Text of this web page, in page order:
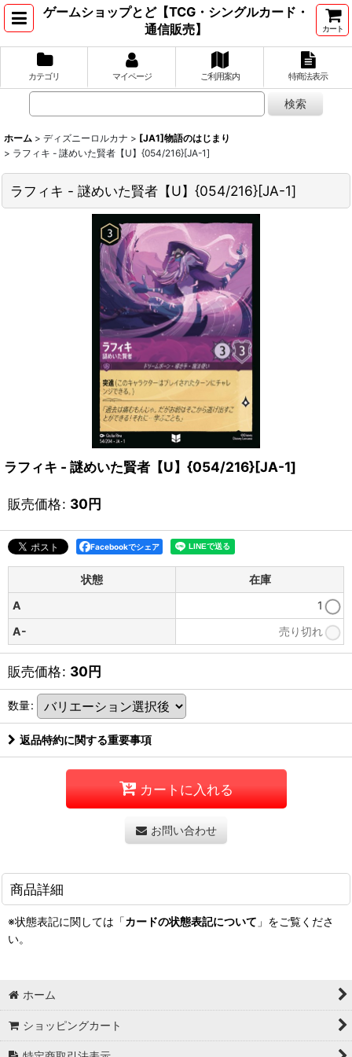
ゲームショップとど【TCG・シングルカード・
通信販売】
カート
カテゴリ マイページ ご利用案内 特商法表示
ホーム > ディズニーロルカナ > [JA1]物語のはじまり
> ラフィキ - 謎めいた賢者【U】{054/216}[JA-1]
ラフィキ - 謎めいた賢者【U】{054/216}[JA-1]
ラフィキ - 謎めいた賢者【U】{054/216}[JA-1]
販売価格: 30円
Facebookでシェア
状態
在庫
A
1
A-
売り切れ
販売価格: 30円
数量:
返品特約に関する重要事項
カートに入れる
お問い合わせ
商品詳細
※状態表記に関しては「カードの状態表記について 」をご覧くださ
い。
ホーム
ショッピングカート